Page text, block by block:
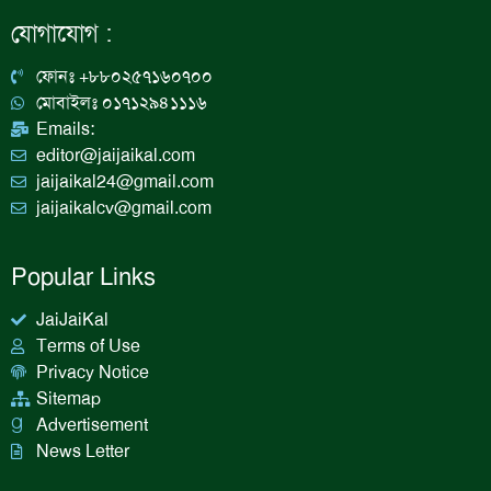
b
o
a
g
a
m
n
যোগাযোগ :
ফোনঃ +৮৮০২৫৭১৬০৭০০
মোবাইলঃ ০১৭১২৯৪১১১৬
Emails:
editor@jaijaikal.com
jaijaikal24@gmail.com
jaijaikalcv@gmail.com
Popular Links
JaiJaiKal
Terms of Use
Privacy Notice
Sitemap
Advertisement
News Letter